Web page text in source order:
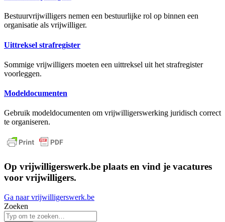
Bestuurvrijwilligers nemen een bestuurlijke rol op binnen een
organisatie als vrijwilliger.
Uittreksel strafregister
Sommige vrijwilligers moeten een uittreksel uit het strafregister
voorleggen.
Modeldocumenten
Gebruik modeldocumenten om vrijwilligerswerking juridisch correct
te organiseren.
Op vrijwilligerswerk.be plaats en vind je vacatures
voor vrijwilligers.
Ga naar vrijwilligerswerk.be
Zoeken